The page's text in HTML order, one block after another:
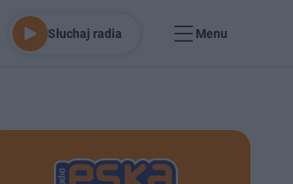
Słuchaj radia Menu